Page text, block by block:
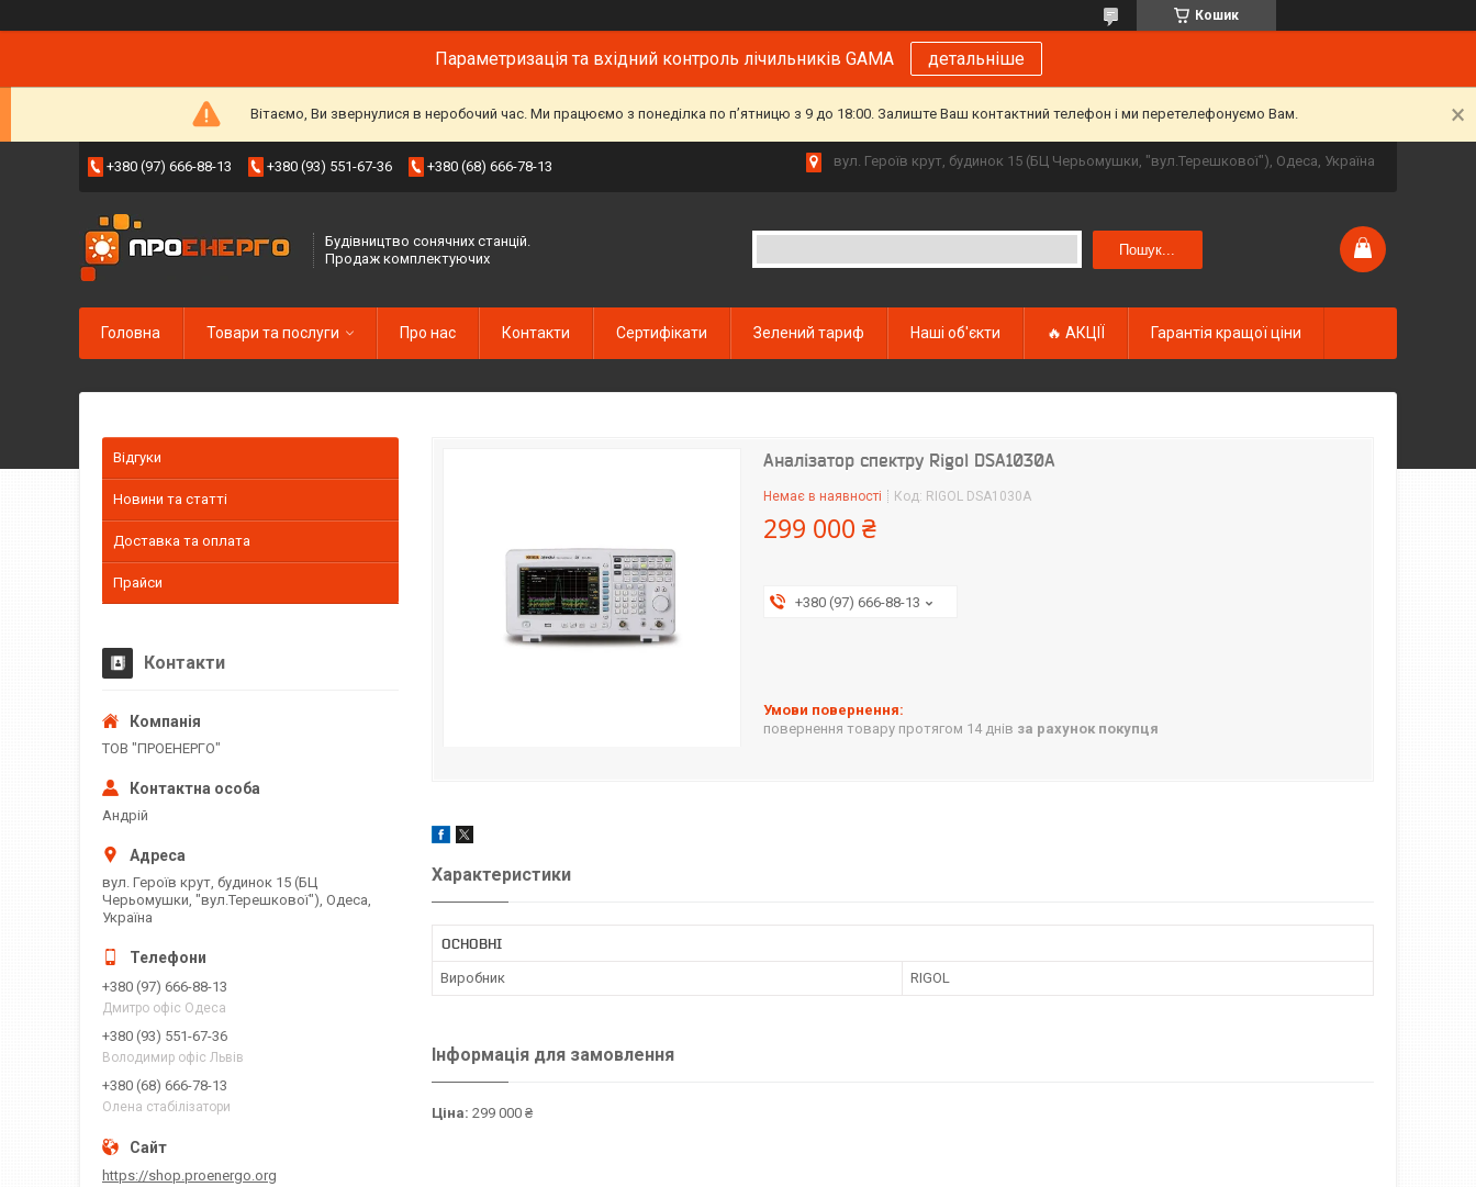
Кошик
Параметризація та вхідний контроль лічильників GAMA детальніше
Вітаємо, Ви звернулися в неробочий час. Ми працюємо з понеділка по пʼятницю з 9 до 18:00. Залиште Ваш контактний телефон і ми перетелефонуємо Вам.
+380 (97) 666-88-13 +380 (93) 551-67-36 +380 (68) 666-78-13 вул. Героїв крут, будинок 15 (БЦ Черьомушки, "вул.Терешкової"), Одеса, Україна
Будівництво сонячних станцій.
Продаж комплектуючих
Пошук...
Головна Товари та послуги Про нас Контакти Сертифікати Зелений тариф Наші об'єкти 🔥 АКЦІЇ Гарантія кращої ціни
Аналізатор спектру Rigol DSA1030A
Немає в наявності Код: RIGOL DSА1030А
299 000 ₴
+380 (97) 666-88-13
повернення товару протягом 14 днів за рахунок покупця
Характеристики
ОСНОВНІ
Виробник RIGOL
Інформація для замовлення
Ціна: 299 000 ₴
Відгуки
Новини та статті
Доставка та оплата
Прайси
Контакти
ТОВ "ПРОЕНЕРГО"
Андрій
вул. Героїв крут, будинок 15 (БЦ
Черьомушки, "вул.Терешкової"), Одеса,
Україна
+380 (97) 666-88-13
Дмитро офіс Одеса
+380 (93) 551-67-36
Володимир офіс Львів
+380 (68) 666-78-13
Олена стабілізатори
https://shop.proenergo.org